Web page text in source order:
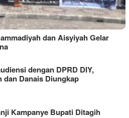
dan Aisyiyah Gelar
dengan DPRD DIY,
dan Danais Diungkap
Kampanye Bupati Ditagih